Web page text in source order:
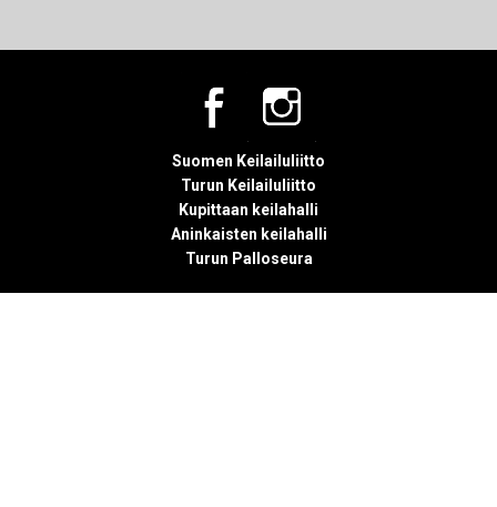
Suomen Keilailuliitto
Turun Keilailuliitto
Kupittaan keilahalli
Aninkaisten keilahalli
Turun Palloseura